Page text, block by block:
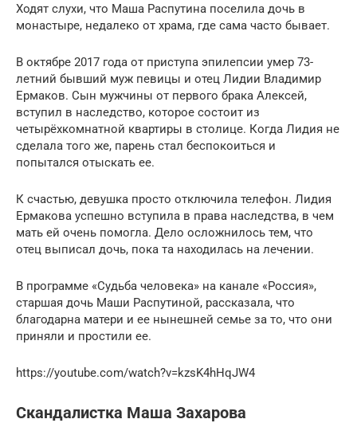
Ходят слухи, что Маша Распутина поселила дочь в
монастыре, недалеко от храма, где сама часто бывает.
В октябре 2017 года от приступа эпилепсии умер 73-
летний бывший муж певицы и отец Лидии Владимир
Ермаков. Сын мужчины от первого брака Алексей,
вступил в наследство, которое состоит из
четырёхкомнатной квартиры в столице. Когда Лидия не
сделала того же, парень стал беспокоиться и
попытался отыскать ее.
К счастью, девушка просто отключила телефон. Лидия
Ермакова успешно вступила в права наследства, в чем
мать ей очень помогла. Дело осложнилось тем, что
отец выписал дочь, пока та находилась на лечении.
В программе «Судьба человека» на канале «Россия»,
старшая дочь Маши Распутиной, рассказала, что
благодарна матери и ее нынешней семье за то, что они
приняли и простили ее.
https://youtube.com/watch?v=kzsK4hHqJW4
Скандалистка Маша Захарова